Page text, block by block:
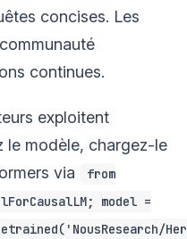
concises. Les
continues.
exploitent
le modèle, chargez-le
via
from
model =